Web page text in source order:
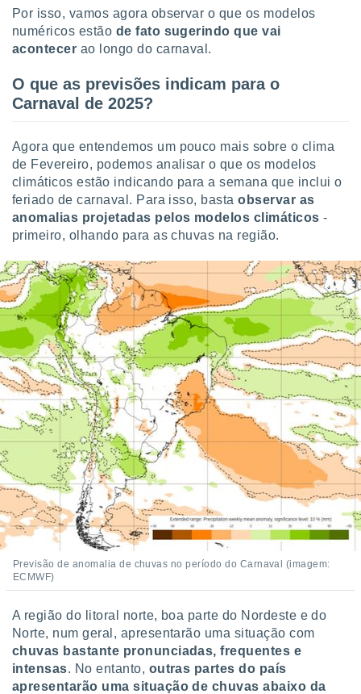
Por isso, vamos agora observar o que os modelos
numéricos estão de fato sugerindo que vai
acontecer ao longo do carnaval.
O que as previsões indicam para o
Carnaval de 2025?
Agora que entendemos um pouco mais sobre o clima
de Fevereiro, podemos analisar o que os modelos
climáticos estão indicando para a semana que inclui o
feriado de carnaval. Para isso, bastaobservar as
anomalias projetadas pelos modelos climáticos -
primeiro, olhando para as chuvas na região.
Previsão de anomalia de chuvas no período do Carnaval (imagem:
ECMWF)
A região do litoral norte, boa parte do Nordeste e do
Norte, num geral, apresentarão uma situação com
chuvas bastante pronunciadas, frequentes e
intensas. No entanto, outras partes do país
apresentarão uma situação de chuvas abaixo da